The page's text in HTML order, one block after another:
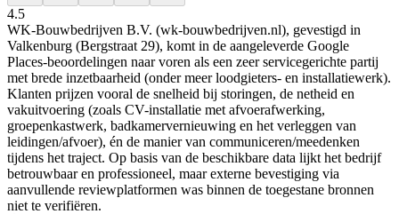
4.5
WK-Bouwbedrijven B.V. (wk-bouwbedrijven.nl), gevestigd in
Valkenburg (Bergstraat 29), komt in de aangeleverde Google
Places-beoordelingen naar voren als een zeer servicegerichte partij
met brede inzetbaarheid (onder meer loodgieters- en installatiewerk).
Klanten prijzen vooral de snelheid bij storingen, de netheid en
vakuitvoering (zoals CV-installatie met afvoerafwerking,
groepenkastwerk, badkamervernieuwing en het verleggen van
leidingen/afvoer), én de manier van communiceren/meedenken
tijdens het traject. Op basis van de beschikbare data lijkt het bedrijf
betrouwbaar en professioneel, maar externe bevestiging via
aanvullende reviewplatformen was binnen de toegestane bronnen
niet te verifiëren.